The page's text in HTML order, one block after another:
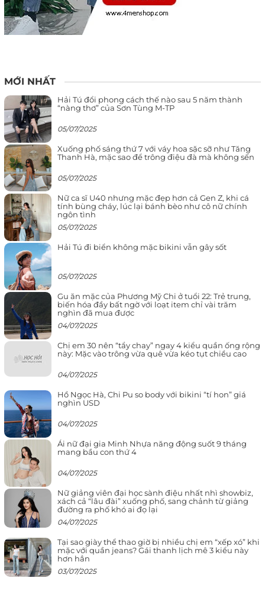
MỚI NHẤT
Hải Tú đổi phong cách thế nào sau 5 năm thành
“nàng thơ” của Sơn Tùng M-TP
05/07/2025
Xuống phố sáng thứ 7 với váy hoa sặc sỡ như Tăng
Thanh Hà, mặc sao để trông điệu đà mà không sến
05/07/2025
Nữ ca sĩ U40 nhưng mặc đẹp hơn cả Gen Z, khi cá
tính bùng cháy, lúc lại bánh bèo như cô nữ chính
ngôn tình
05/07/2025
Hải Tú đi biển không mặc bikini vẫn gây sốt
05/07/2025
Gu ăn mặc của Phương Mỹ Chi ở tuổi 22: Trẻ trung,
biến hóa đầy bất ngờ với loạt item chỉ vài trăm
nghìn đã mua được
04/07/2025
Chị em 30 nên “tẩy chay” ngay 4 kiểu quần ống rộng
này: Mặc vào trông vừa quê vừa kéo tụt chiều cao
04/07/2025
Hồ Ngọc Hà, Chi Pu so body với bikini “tí hon” giá
nghìn USD
04/07/2025
Ái nữ đại gia Minh Nhựa năng động suốt 9 tháng
mang bầu con thứ 4
04/07/2025
Nữ giảng viên đại học sành điệu nhất nhì showbiz,
xách cả “lâu đài” xuống phố, sang chảnh từ giảng
đường ra phố khó ai đọ lại
04/07/2025
Tại sao giày thể thao giờ bị nhiều chị em “xếp xó” khi
mặc với quần jeans? Gái thanh lịch mê 3 kiểu này
hơn hẳn
03/07/2025